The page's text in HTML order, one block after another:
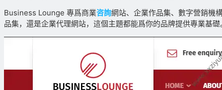
Business Lounge 專爲商業咨詢網站、企業作品集、數字營銷機構
品集，還是企業代理網站，這個主題都能爲你的品牌提供專業基礎